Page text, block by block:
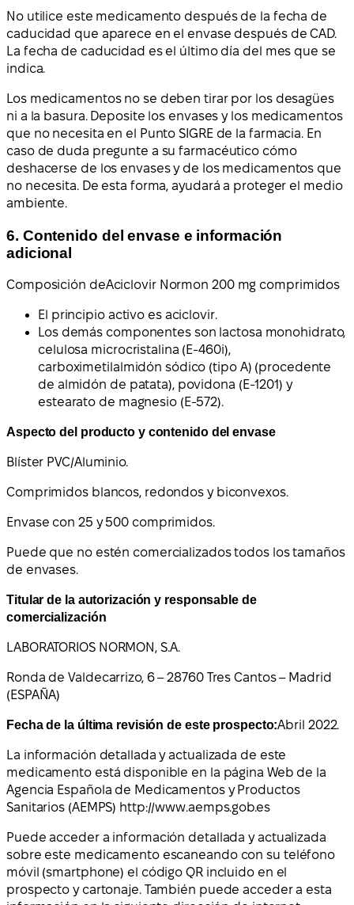
No utilice este medicamento después de la fecha de
caducidad que aparece en el envase después de CAD.
La fecha de caducidad es el último día del mes que se
indica.
Los medicamentos no se deben tirar por los desagües
ni a la basura. Deposite los envases y los medicamentos
que no necesita en el Punto SIGRE de la farmacia. En
caso de duda pregunte a su farmacéutico cómo
deshacerse de los envases y de los medicamentos que
no necesita. De esta forma, ayudará a proteger el medio
ambiente.
6. Contenido del envase e información
adicional
Composición deAciclovir Normon 200 mg comprimidos
El principio activo es aciclovir.
Los demás componentes son lactosa monohidrato,
celulosa microcristalina (E-460i),
carboximetilalmidón sódico (tipo A) (procedente
de almidón de patata), povidona (E-1201) y
estearato de magnesio (E-572).
Aspecto del producto y contenido del envase
Blíster PVC/Aluminio.
Comprimidos blancos, redondos y biconvexos.
Envase con 25 y 500 comprimidos.
Puede que no estén comercializados todos los tamaños
de envases.
Titular de la autorización y responsable de
comercialización
LABORATORIOS NORMON, S.A.
Ronda de Valdecarrizo, 6 – 28760 Tres Cantos – Madrid
(ESPAÑA)
Fecha de la última revisión de este prospecto:Abril 2022.
La información detallada y actualizada de este
medicamento está disponible en la página Web de la
Agencia Española de Medicamentos y Productos
Sanitarios (AEMPS) http://www.aemps.gob.es
Puede acceder a información detallada y actualizada
sobre este medicamento escaneando con su teléfono
móvil (smartphone) el código QR incluido en el
prospecto y cartonaje. También puede acceder a esta